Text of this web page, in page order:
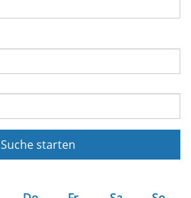
Suche starten